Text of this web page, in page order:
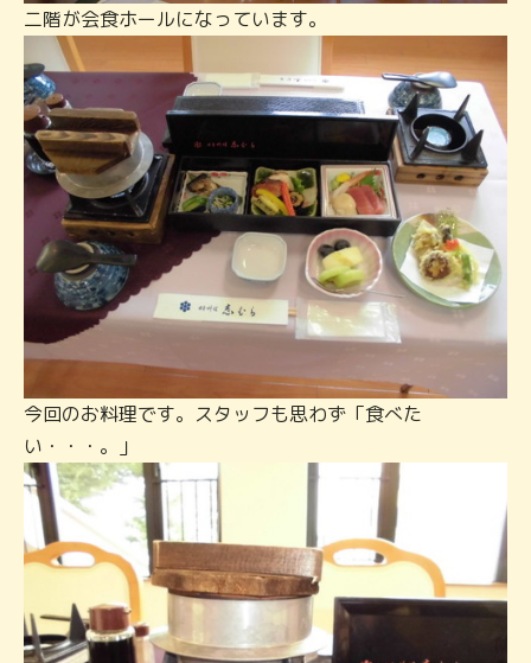
二階が会食ホールになっています。
今回のお料理です。スタッフも思わず「食べた
い・・・。」